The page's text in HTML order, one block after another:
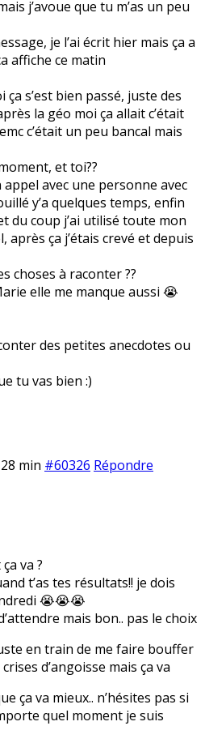
j’avoue que tu m’as un peu
je l’ai écrit hier mais ça a
affiche ce matin
s’est bien passé, juste des
la géo moi ça allait c’était
c’était un peu bancal mais
et toi??
appel avec une personne avec
y’a quelques temps, enfin
du coup j’ai utilisé toute mon
après ça j’étais crevé et depuis
choses à raconter ??
elle me manque aussi 😭
des petites anecdotes ou
tu vas bien :)
min #60326 Répondre
va ?
t’as tes résultats!! je dois
😭😭😭
mais bon.. pas le choix
en train de me faire bouffer
d’angoisse mais ça va
ça va mieux.. n’hésites pas si
quel moment je suis